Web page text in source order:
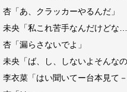
杏「あ、クラッカーやるんだ」
未央「私これ苦手なんだけどな
杏「漏らさないでよ」
未央「ば、し、しないよそんなの
李衣菜「はい聞いてー台本見て－